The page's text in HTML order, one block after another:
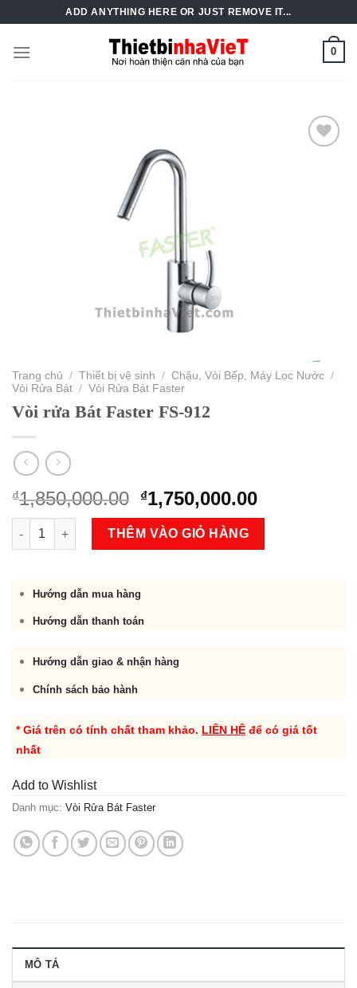
content
ADD ANYTHING HERE OR JUST REMOVE IT...
0
Trang chủ / Thiết bị vệ sinh / Chậu, Vòi Bếp, Máy Lọc Nước /
Vòi Rửa Bát / Vòi Rửa Bát Faster
Vòi rửa Bát Faster FS-912
₫1,850,000.00 Original
price
was:
₫1,850,000.00.
₫1,750,000.00Current
price
Vòi rửa Bát Faster FS-912 số lượng
THÊM VÀO GIỎ HÀNG
Hướng dẫn mua hàng
Hướng dẫn thanh toán
Hướng dẫn giao & nhận hàng
Chính sách bảo hành
* Giá trên có tính chất tham khảo. LIÊN HỆ để có giá tốt
nhất
Add to Wishlist
Danh mục: Vòi Rửa Bát Faster
MÔ TẢ